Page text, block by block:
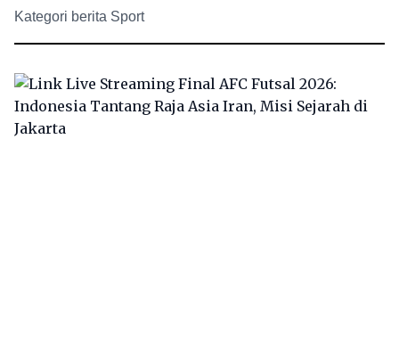
Kategori berita Sport